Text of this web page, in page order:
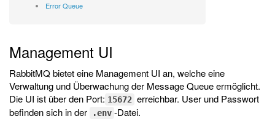
Error Queue
Management UI
RabbitMQ bietet eine Management UI an, welche eine
Verwaltung und Überwachung der Message Queue ermöglicht.
Die UI ist über den Port: 15672 erreichbar. User und Passwort
befinden sich in der
.env -Datei.